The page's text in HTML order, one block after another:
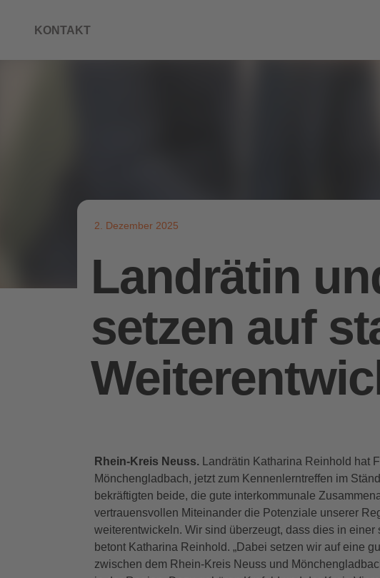
KONTAKT
2. Dezember 2025
Landrätin
setzen auf
Rhein-Kreis Neuss.
Landrätin Katharina Reinhold hat
Mönchengladbach, jetzt zum Kennenlerntreffen im
bekräftigten beide, die gute interkommunale
vertrauensvollen Miteinander die Potenziale unserer
weiterentwickeln. Wir sind überzeugt, dass dies in einer
betont Katharina Reinhold. „Dabei setzen wir auf eine
zwischen dem Rhein-Kreis Neuss und